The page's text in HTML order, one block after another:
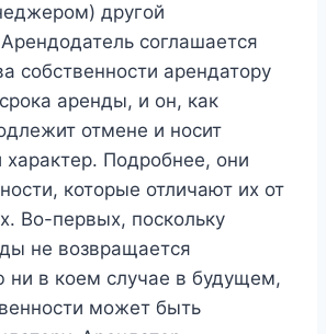
другой
соглашается
собственности арендатору
аренды, и он, как
отмене и носит
Подробнее, они
которые отличают их от
Во-первых, поскольку
не возвращается
ни в коем случае в будущем,
может быть